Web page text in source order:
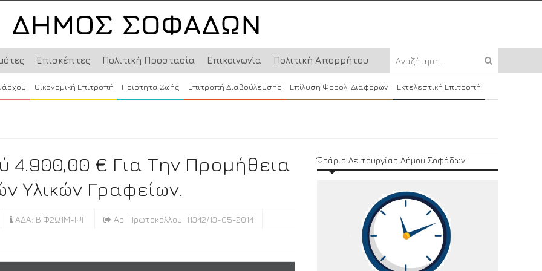
Επισκέπτες Πολιτική Προστασία Επικοινωνία Πολιτική Απορρήτου
Οικονομική Επιτροπή Ποιότητα Ζωής Επιτροπή Διαβούλευσης Επίλυση Φορολ. Διαφορών Εκτελεστική Επιτροπή
€ Για Την Προμήθεια
Υλικών Γραφείων.
ΑΔΑ: ΒΙΦ2Ω1Μ-ΙΨΓ Αρ. Πρωτοκόλλου: 11342/13-05-2014
Ώράριο Λειτουργίας Δήμου Σοφάδων